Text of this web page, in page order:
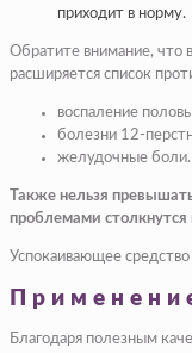
приходит в норму.
Обратите внимание, что
расширяется список
воспаление
болезни 12-
желудочные боли.
Также нельзя
проблемами
Успокаивающее
Благодаря полезным